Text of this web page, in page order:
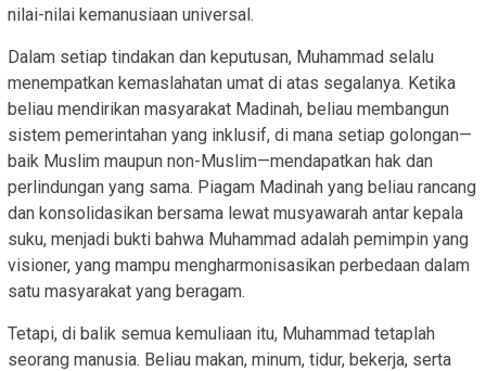
nilai-nilai kemanusiaan universal.
Dalam setiap tindakan dan keputusan, Muhammad selalu
menempatkan kemaslahatan umat di atas segalanya. Ketika
beliau mendirikan masyarakat Madinah, beliau membangun
sistem pemerintahan yang inklusif, di mana setiap golongan—
baik Muslim maupun non-Muslim—mendapatkan hak dan
perlindungan yang sama. Piagam Madinah yang beliau rancang
dan konsolidasikan bersama lewat musyawarah antar kepala
suku, menjadi bukti bahwa Muhammad adalah pemimpin yang
visioner, yang mampu mengharmonisasikan perbedaan dalam
satu masyarakat yang beragam.
Tetapi, di balik semua kemuliaan itu, Muhammad tetaplah
seorang manusia. Beliau makan, minum, tidur, bekerja, serta